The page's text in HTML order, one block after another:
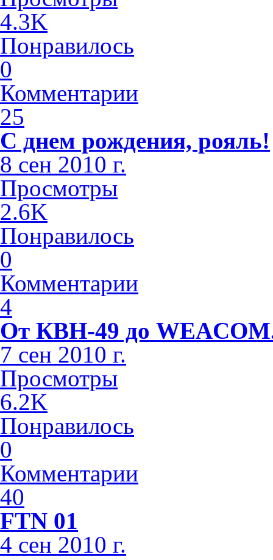
4.3K
Понравилось
0
Комментарии
25
С днем рождения, рояль!
8 сен 2010 г.
Просмотры
2.6K
Понравилось
0
Комментарии
4
От КВН-49 до
7 сен 2010 г.
Просмотры
6.2K
Понравилось
0
Комментарии
40
FTN 01
4 сен 2010 г.